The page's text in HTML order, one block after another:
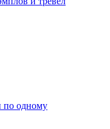
по одному